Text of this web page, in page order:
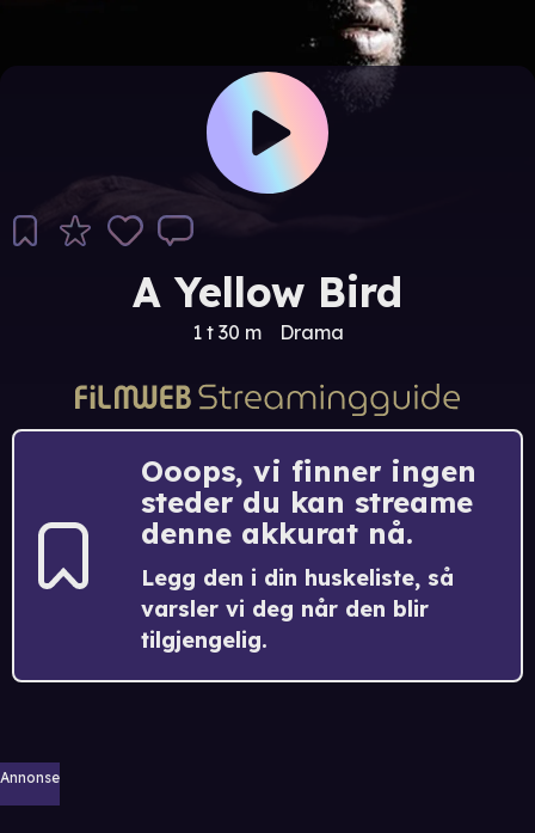
A Yellow Bird
1 t 30 m Drama
Ooops, vi finner ingen
steder du kan streame
denne akkurat nå.
Legg den i din huskeliste, så
varsler vi deg når den blir
tilgjengelig.
Annonse